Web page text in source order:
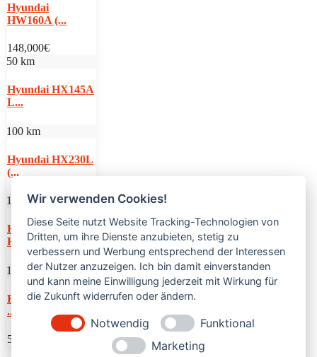
Hyundai
HW160A (...
148,000€
50 km
Hyundai HX145A
L...
100 km
Hyundai HX230L
(...
100 km
Hyundai
HW100A (...
1,115 km
Bobcat T36120SL
...
54,000€
Wir verwenden Cookies!
Diese Seite nutzt Website Tracking-Technologien von
Dritten, um ihre Dienste anzubieten, stetig zu
verbessern und Werbung entsprechend der Interessen
der Nutzer anzuzeigen. Ich bin damit einverstanden
und kann meine Einwilligung jederzeit mit Wirkung für
die Zukunft widerrufen oder ändern.
Notwendig
Funktional
Marketing